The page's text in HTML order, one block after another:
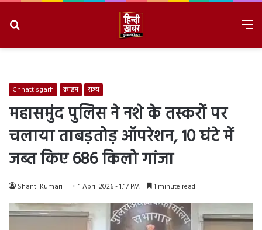
Chhattisgarh क्राइम राज्य
महासमुंद पुलिस ने नशे के तस्करों पर
चलाया ताबड़तोड़ ऑपरेशन, 10 घंटे में
जब्त किए 686 किलो गांजा
Shanti Kumari 1 April 2026 - 1:17 PM 1 minute read